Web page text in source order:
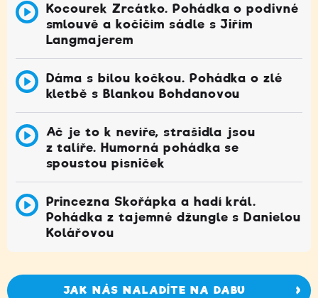
Kocourek Zrcátko. Pohádka o podivné
smlouvě a kočičím sádle s Jiřím
Langmajerem
Dáma s bílou kočkou. Pohádka o zlé
kletbě s Blankou Bohdanovou
Ač je to k nevíře, strašidla jsou
z talíře. Humorná pohádka se
spoustou písniček
Princezna Skořápka a hadí král.
Pohádka z tajemné džungle s Danielou
Kolářovou
JAK NÁS NALADÍTE NA DABU